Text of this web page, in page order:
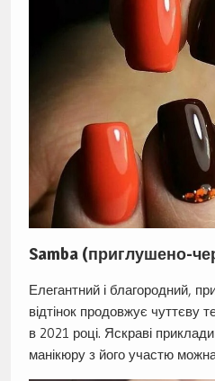
Samba (приглушено-
Елегантний і благородний,
відтінок продовжує чуттєву
в 2021 році. Яскраві
манікюру з його участю можна